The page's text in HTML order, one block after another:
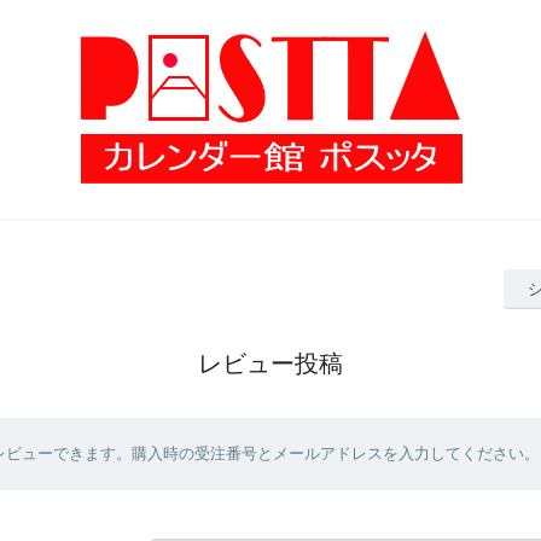
レビュー投稿
ューできます。購入時の受注番号とメールアドレスを入力してください。